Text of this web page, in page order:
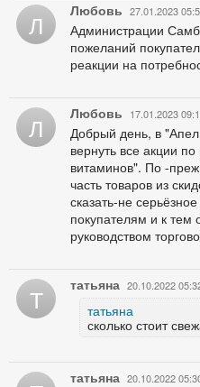
Л Любовь 27.01.2023
Администрации
пожеланий
реакции на
Л Любовь 17.01.2023
Добрый день, в
вернуть все акции
витаминов". По -
часть товаров из
сказать-не
покупателям и к
руководством
Т татьяна 20.10.2022
татьяна
сколько стоит
татьяна 20.10.2022